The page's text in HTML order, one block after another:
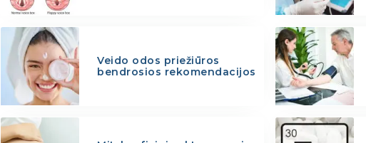
Veido odos priežiūros
bendrosios rekomendacijos